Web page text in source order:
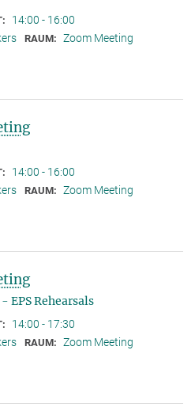
14:00 - 16:00
RAUM: Zoom Meeting
14:00 - 16:00
RAUM: Zoom Meeting
EPS Rehearsals
14:00 - 17:30
RAUM: Zoom Meeting